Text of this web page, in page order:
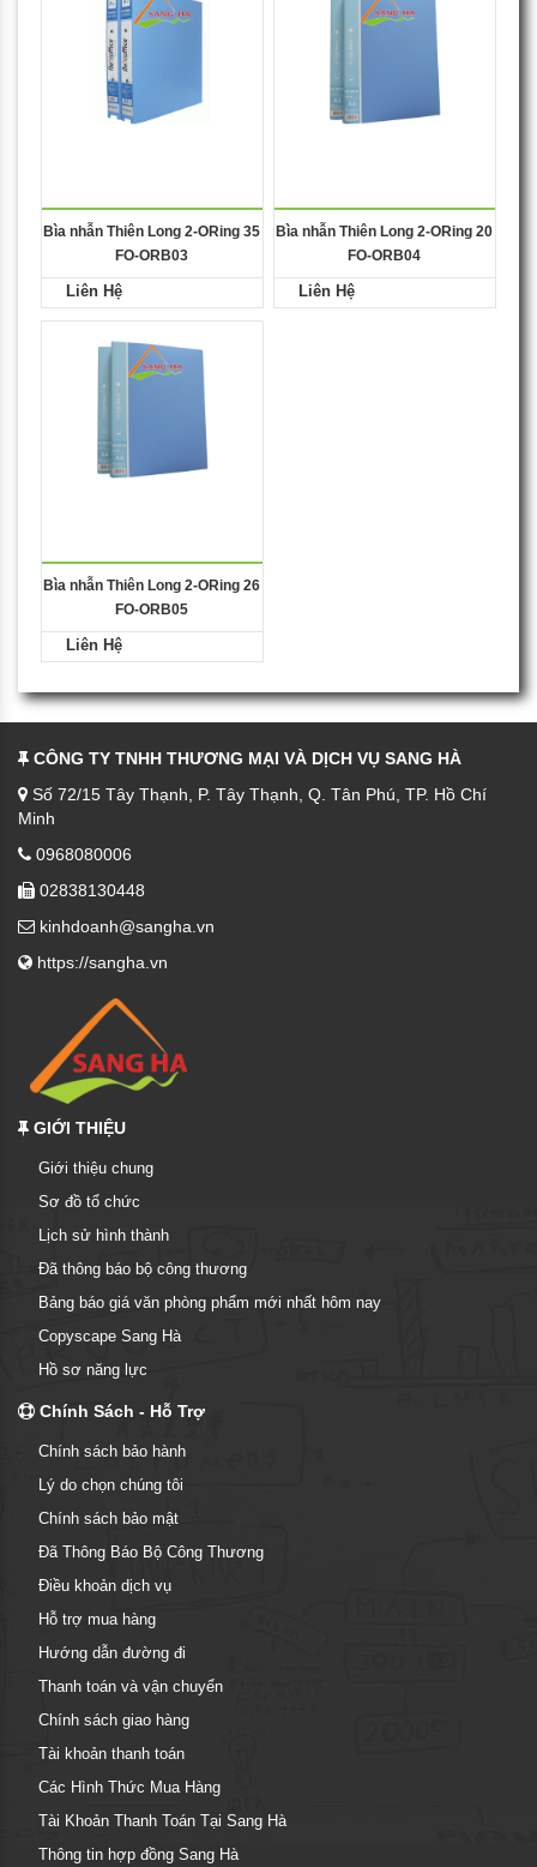
Bìa nhẫn Thiên Long 2-ORing 35
FO-ORB03
Liên Hệ
Bìa nhẫn Thiên Long 2-ORing 20
FO-ORB04
Liên Hệ
Bìa nhẫn Thiên Long 2-ORing 26
FO-ORB05
Liên Hệ
CÔNG TY TNHH THƯƠNG MẠI VÀ DỊCH VỤ SANG HÀ
Số 72/15 Tây Thạnh, P. Tây Thạnh, Q. Tân Phú, TP. Hồ Chí
Minh
0968080006
02838130448
kinhdoanh@sangha.vn
https://sangha.vn
GIỚI THIỆU
Giới thiệu chung
Sơ đồ tổ chức
Lịch sử hình thành
Đã thông báo bộ công thương
Bảng báo giá văn phòng phẩm mới nhất hôm nay
Copyscape Sang Hà
Hồ sơ năng lực
Chính Sách - Hỗ Trợ
Chính sách bảo hành
Lý do chọn chúng tôi
Chính sách bảo mật
Đã Thông Báo Bộ Công Thương
Điều khoản dịch vụ
Hỗ trợ mua hàng
Hướng dẫn đường đi
Thanh toán và vận chuyển
Chính sách giao hàng
Tài khoản thanh toán
Các Hình Thức Mua Hàng
Tài Khoản Thanh Toán Tại Sang Hà
Thông tin hợp đồng Sang Hà